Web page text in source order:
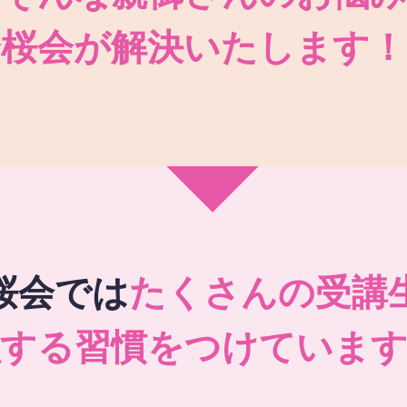
会が解決いたします！
会ではたくさんの受講
る習慣をつけています